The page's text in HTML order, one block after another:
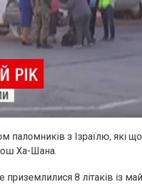
паломників з Ізраїлю, які
Ха-Шана.
8 літаків із